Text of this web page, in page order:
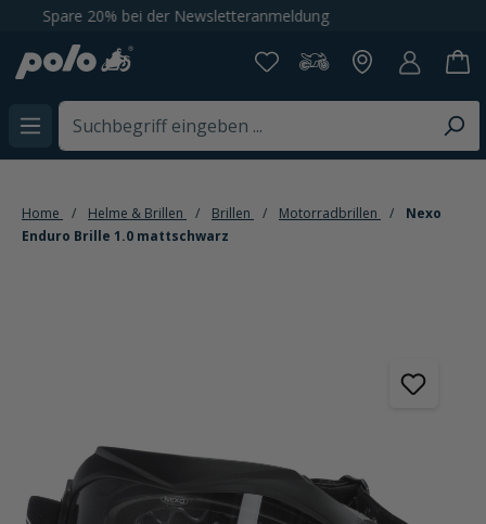
springen Gratis Versand für Member ab 0€
Home Helme & Brillen Brillen Motorradbrillen
Nexo
Enduro Brille 1.0 mattschwarz